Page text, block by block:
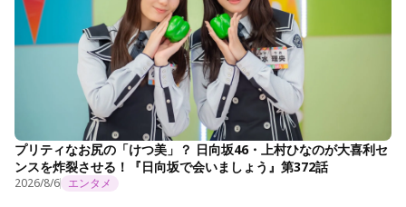
プリティなお尻の「けつ美」？ 日向坂46・上村ひなのが大喜利セ
ンスを炸裂させる！『日向坂で会いましょう』第372話
2026/8/6 エンタメ